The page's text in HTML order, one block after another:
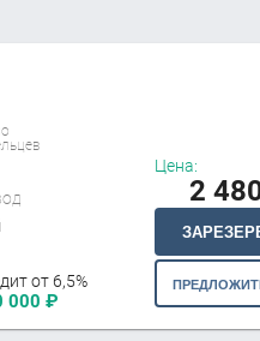
от 6,5%
000 ₽
Цена:
2